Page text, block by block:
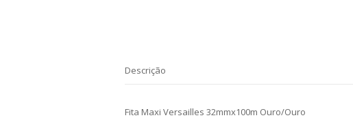
Descrição
Fita Maxi Versailles 32mmx100m Ouro/Ouro